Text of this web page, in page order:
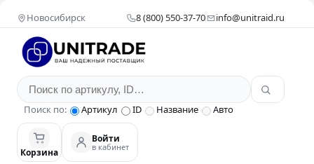
Новосибирск 8 (800) 550-37-70 info@unitraid.ru
Поиск по: Артикул ID Название Авто
Корзина
Войти
в кабинет